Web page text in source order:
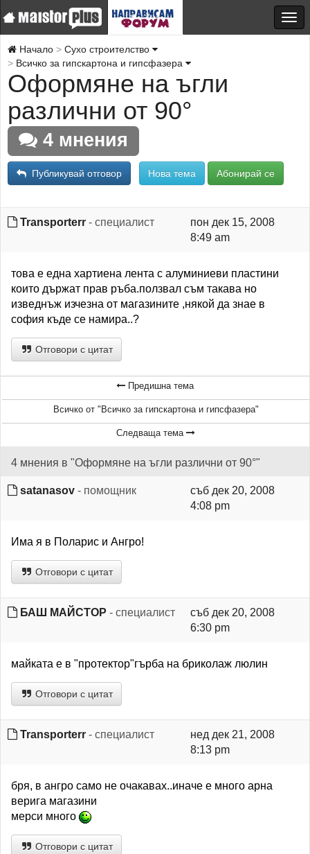
Начало
Сухо строителство
Всичко за гипскартона и гипсфазера
Оформяне на ъгли
различни от 90°
4 мнения
Публикувай отговор Нова тема Абонирай се
Transporterr - специалист
пон дек 15, 2008
8:49 am
това е една хартиена лента с алуминиеви пластини
които държат прав ръба.ползвал съм такава но
изведнъж изчезна от магазините ,някой да знае в
софия къде се намира..?
Отговори с цитат
Предишна тема
Всичко от "Всичко за гипскартона и гипсфазера"
Следваща тема
4 мнения в "Оформяне на ъгли различни от 90°"
satanasov - помощник
съб дек 20, 2008
4:08 pm
Има я в Поларис и Ангро!
Отговори с цитат
БАШ МАЙСТОР - специалист
съб дек 20, 2008
6:30 pm
майката е в "протектор"гърба на бриколаж люлин
Отговори с цитат
Transporterr - специалист
нед дек 21, 2008
8:13 pm
бря, в ангро само не очакавах..иначе е много арна
верига магазини
мерси много
Отговори с цитат